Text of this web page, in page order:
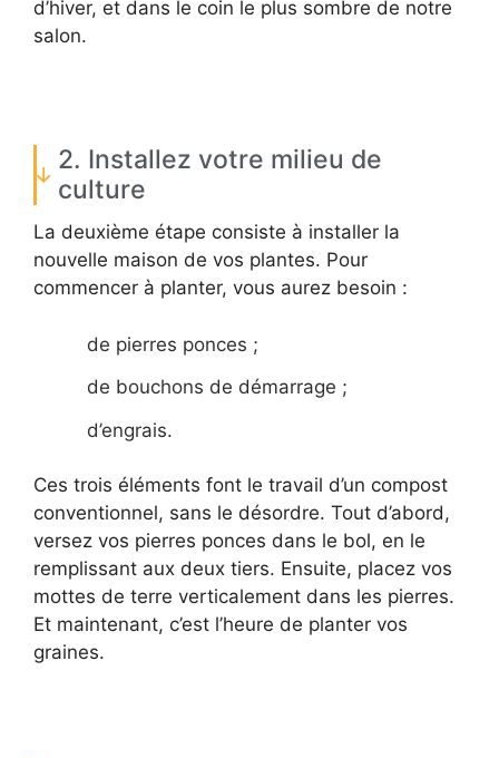
d’hiver, et dans le coin le plus sombre de notre
salon.
2. Installez votre milieu de
culture
La deuxième étape consiste à installer la
nouvelle maison de vos plantes. Pour
commencer à planter, vous aurez besoin :
de pierres ponces ;
de bouchons de démarrage ;
d’engrais.
Ces trois éléments font le travail d’un compost
conventionnel, sans le désordre. Tout d’abord,
versez vos pierres ponces dans le bol, en le
remplissant aux deux tiers. Ensuite, placez vos
mottes de terre verticalement dans les pierres.
Et maintenant, c’est l’heure de planter vos
graines.